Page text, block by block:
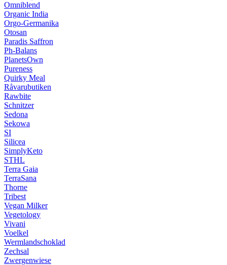
Omniblend
Organic India
Orgo-Germanika
Otosan
Paradis Saffron
Ph-Balans
PlanetsOwn
Pureness
Quirky Meal
Råvarubutiken
Rawbite
Schnitzer
Sedona
Sekowa
SI
Silicea
SimplyKeto
STHL
Terra Gaia
TerraSana
Thorne
Tribest
Vegan Milker
Vegetology
Vivani
Voelkel
Wermlandschoklad
Zechsal
Zwergenwiese